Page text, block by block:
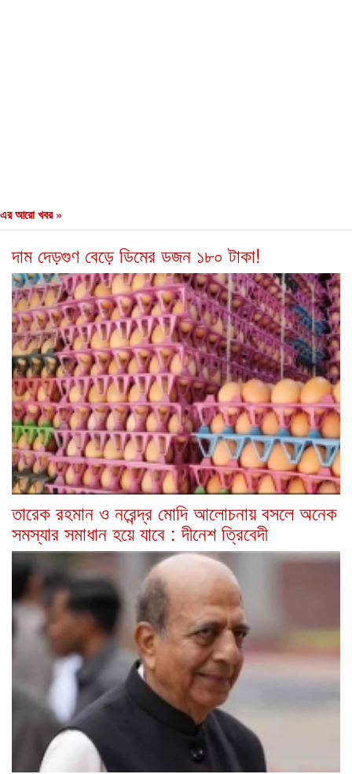
এর আরো খবর »
দাম দেড়গুণ বেড়ে ডিমের ডজন ১৮০ টাকা!
তারেক রহমান ও নরেন্দ্র মোদি আলোচনায় বসলে অনেক
সমস্যার সমাধান হয়ে যাবে : দীনেশ ত্রিবেদী